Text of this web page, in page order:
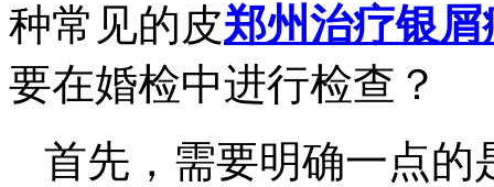
种常见的皮郑州治疗银屑
要在婚检中进行检查？
首先，需要明确一点的